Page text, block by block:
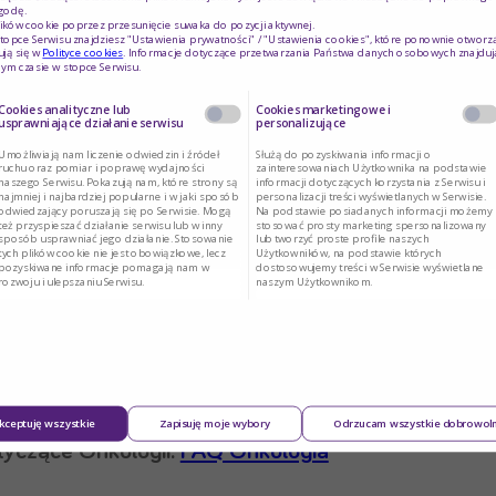
(200 kcal) w małej objętości – 125 ml.
dni, 1-3 butelki dziennie. Lekarz może zalecić
butelce. FortiCare najlepiej smakuje
stosować pod nadzorem lekarza.
jako uzupełnienie diety lub jeżeli lekarz tak zaleci
przeznaczenia medycznego do
Onkologii:FAQ Onkologia
cookie poprzez przesunięcie suwaka do pozycji aktywnej.
Serwisu znajdziesz "Ustawienia prywatności" / "Ustawienia cookies", które ponownie
się wPolityce cookies. Informacje dotyczące przetwarzania Państwa danych osobowych
czasie w stopce Serwisu.
analityczne lub
działanie serwisu
Umożliwiają nam liczenie odwiedzin i źródeł
ruchu oraz pomiar i poprawę wydajności
naszego Serwisu. Pokazują nam, które strony są
najmniej i najbardziej popularne i w jaki sposób
poruszają się po Serwisie. Mogą
przyspieszać działanie serwisu lub w inny
sposób usprawniać jego działanie. Stosowanie
plików cookie nie jest obowiązkowe, lecz
pozyskiwane informacje pomagają nam w
rozwoju i ulepszaniu Serwisu.
Cookies marketingowe i
personalizujące
Służą do pozyskiwania informacji o
zainteresowaniach Użytkownika na podstawie
informacji dotyczących korzystania z Serwisu i
personalizacji treści wyświetlanych w Serwisie.
Na podstawie posiadanych informacji możemy
stosować prosty marketing spersonalizowany
lub tworzyć proste profile naszych
Użytkowników, na podstawie których
dostosowujemy treści w Serwisie wyświetlane
naszym Użytkownikom.
wszystkie Zapisuję moje wybory Odrzucam wszystkie